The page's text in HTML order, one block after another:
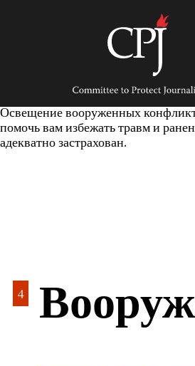
Committee
Protect
Journalists
Освещение вооруженных
помочь вам избежать травм и
адекватно застрахован.
4